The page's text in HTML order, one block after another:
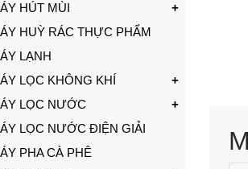
HÚT MÙI
HUỲ RÁC THỰC PHẨM
LẠNH
LỌC KHÔNG KHÍ
LỌC NƯỚC
LỌC NƯỚC ĐIỆN GIẢI
PHA CÀ PHÊ